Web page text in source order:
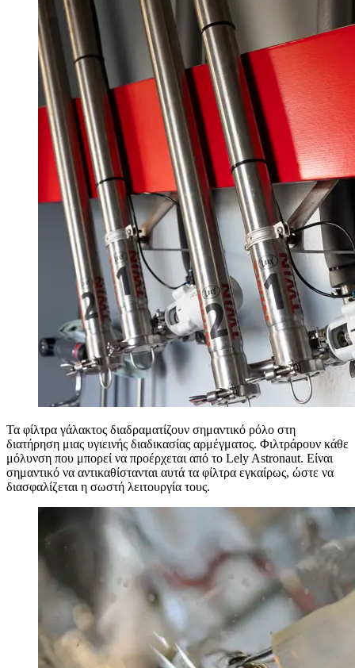
Τα φίλτρα γάλακτος διαδραματίζουν σημαντικό ρόλο στη
διατήρηση μιας υγιεινής διαδικασίας αρμέγματος. Φιλτράρουν κάθε
μόλυνση που μπορεί να προέρχεται από το Lely Astronaut. Είναι
σημαντικό να αντικαθίστανται αυτά τα φίλτρα εγκαίρως, ώστε να
διασφαλίζεται η σωστή λειτουργία τους.